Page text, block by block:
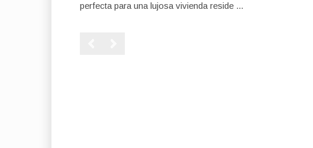
perfecta para una lujosa vivienda reside ...